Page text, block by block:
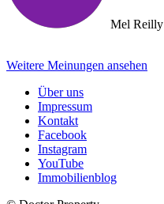
Mel Reilly
Weitere Meinungen ansehen
Über uns
Impressum
Kontakt
Facebook
Instagram
YouTube
Immobilienblog